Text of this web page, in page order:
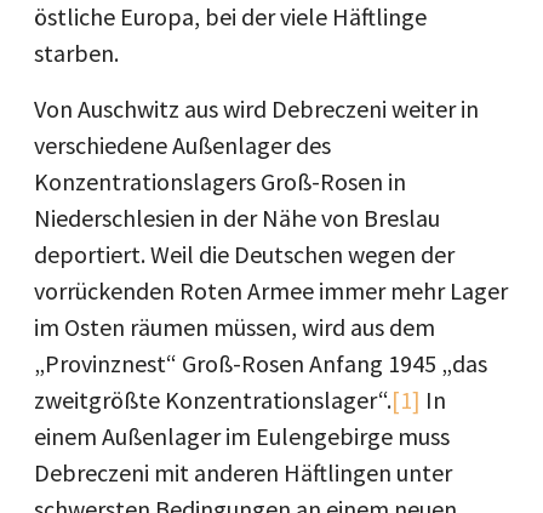
östliche Europa, bei der viele Häftlinge
starben.
Von Auschwitz aus wird Debreczeni weiter in
verschiedene Außenlager des
Konzentrationslagers Groß-Rosen in
Niederschlesien in der Nähe von Breslau
deportiert. Weil die Deutschen wegen der
vorrückenden Roten Armee immer mehr Lager
im Osten räumen müssen, wird aus dem
„Provinznest“ Groß-Rosen Anfang 1945 „das
zweitgrößte Konzentrationslager“.[1] In
einem Außenlager im Eulengebirge muss
Debreczeni mit anderen Häftlingen unter